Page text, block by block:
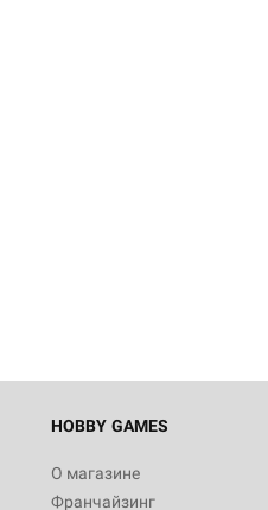
HOBBY GAMES
О магазине
Франчайзинг